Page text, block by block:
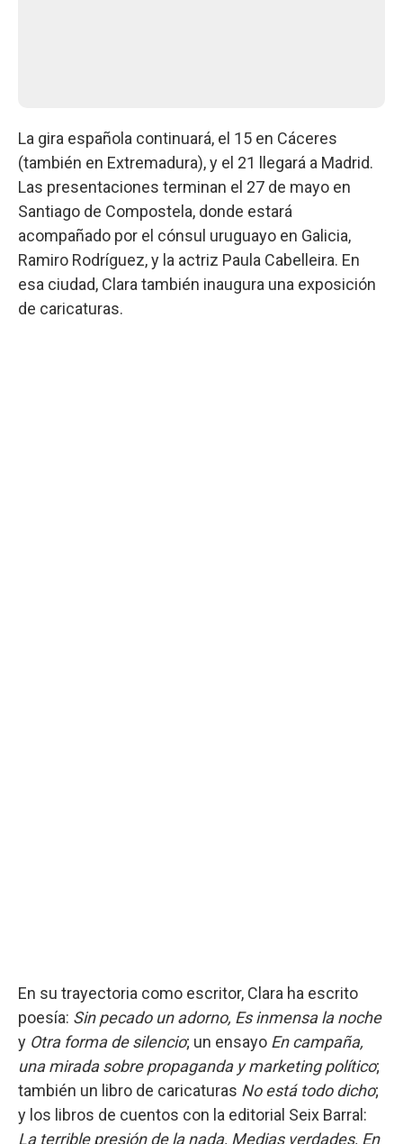
La gira española continuará, el 15 en Cáceres
(también en Extremadura), y el 21 llegará a Madrid.
Las presentaciones terminan el 27 de mayo en
Santiago de Compostela, donde estará
acompañado por el cónsul uruguayo en Galicia,
Ramiro Rodríguez, y la actriz Paula Cabelleira. En
esa ciudad, Clara también inaugura una exposición
de caricaturas.
En su trayectoria como escritor, Clara ha escrito
poesía: Sin pecado un adorno, Es inmensa la noche
y Otra forma de silencio; un ensayo En campaña,
una mirada sobre propaganda y marketing político;
también un libro de caricaturas No está todo dicho;
y los libros de cuentos con la editorial Seix Barral:
La terrible presión de la nada, Medias verdades, En